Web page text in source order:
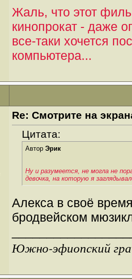
Жаль, что этот
кинопрокат - даже
все-таки хочется
компьютера...
Re: Смотрите на
Цитата:
Автор Эрик
Ну и разумеется, не могла не
девочка, на которую я
Алекса в своё
бродвейском
Южно-эфиопский